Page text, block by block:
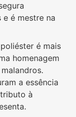
e é mestre na
é mais
homenagem
a essência
à